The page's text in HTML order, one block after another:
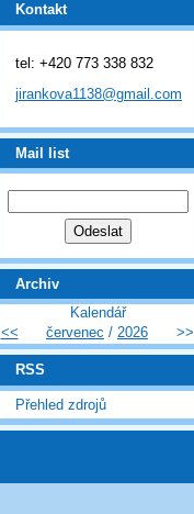
Kontakt
tel: +420 773 338 832
jirankova1138@gmail.com
Mail list
Archiv
Kalendář
<<
červenec / 2026 >>
RSS
Přehled zdrojů